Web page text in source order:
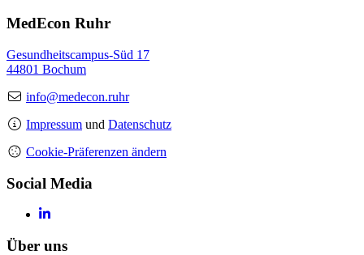
MedEcon Ruhr
Gesundheitscampus-Süd 17
44801 Bochum
info@medecon.ruhr
Impressum und Datenschutz
Cookie-Präferenzen ändern
Social Media
Über uns